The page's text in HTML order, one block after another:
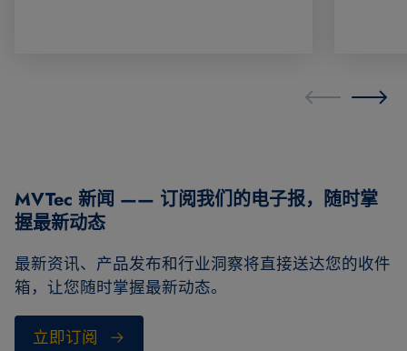
MVTec 新闻 —— 订阅我们的电子报，随时掌
握最新动态
最新资讯、产品发布和行业洞察将直接送达您的收件
箱，让您随时掌握最新动态。
立即订阅